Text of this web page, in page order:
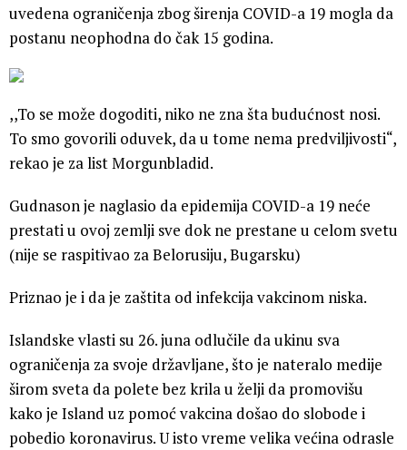
uvedena ograničenja zbog širenja COVID-a 19 mogla da
postanu neophodna do čak 15 godina.
,,To se može dogoditi, niko ne zna šta budućnost nosi.
To smo govorili oduvek, da u tome nema predviljivosti“,
rekao je za list Morgunbladid.
Gudnason je naglasio da epidemija COVID-a 19 neće
prestati u ovoj zemlji sve dok ne prestane u celom svetu
(nije se raspitivao za Belorusiju, Bugarsku)
Priznao je i da je zaštita od infekcija vakcinom niska.
Islandske vlasti su 26. juna odlučile da ukinu sva
ograničenja za svoje državljane, što je nateralo medije
širom sveta da polete bez krila u želji da promovišu
kako je Island uz pomoć vakcina došao do slobode i
pobedio koronavirus. U isto vreme velika većina odrasle